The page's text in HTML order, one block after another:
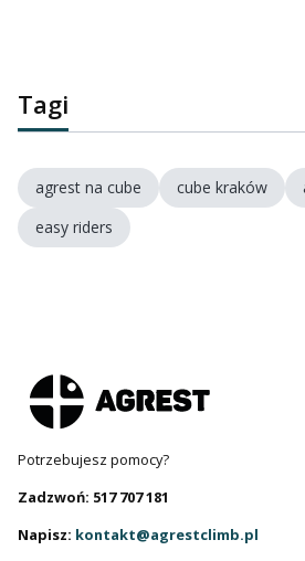
Tagi
agrest na cube cube kraków
easy riders
Potrzebujesz pomocy?
Zadzwoń: 517 707 181
Napisz: kontakt@agrestclimb.pl